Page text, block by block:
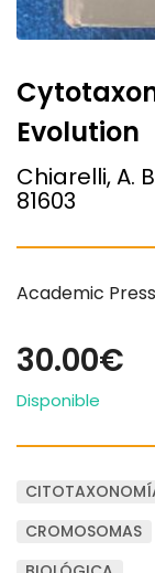
Evolution
Chiarelli, A.
81603
Academic
30.00€
Disponible
CROMOSOMAS